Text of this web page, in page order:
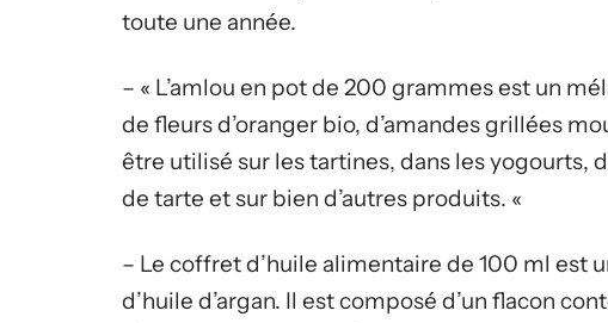
toute une année.
– « L’amlou en pot de 200 grammes est un
de fleurs d’oranger bio, d’amandes grillées
être utilisé sur les tartines, dans les yogourts,
de tarte et sur bien d’autres produits. «
– Le coffret d’huile alimentaire de 100 ml est
d’huile d’argan. Il est composé d’un flacon